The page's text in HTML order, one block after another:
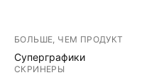
БОЛЬШЕ, ЧЕМ ПРОДУКТ
Суперграфики
СКРИНЕРЫ